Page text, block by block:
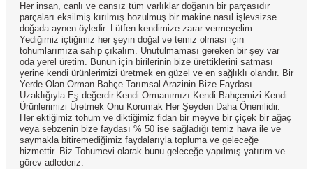
Her insan, canlı ve cansız tüm varlıklar doğanın bir parçasıdır
parçaları eksilmiş kırılmış bozulmuş bir makine nasıl işlevsizse
doğada aynen öyledir. Lütfen kendimize zarar vermeyelim.
Yediğimiz içtiğimiz her şeyin doğal ve temiz olması için
tohumlarımıza sahip çıkalım. Unutulmaması gereken bir şey var
oda yerel üretim. Bunun için birilerinin bize ürettiklerini satması
yerine kendi ürünlerimizi üretmek en güzel ve en sağlıklı olandır. Bir
Yerde Olan Orman Bahçe Tarımsal Arazinin Bize Faydası
Uzaklığıyla Eş değerdir.Kendi Ormanımızı Kendi Bahçemizi Kendi
Ürünlerimizi Üretmek Onu Korumak Her Şeyden Daha Önemlidir.
Her ektiğimiz tohum ve diktiğimiz fidan bir meyve bir çiçek bir ağaç
veya sebzenin bize faydası % 50 ise sağladığı temiz hava ile ve
saymakla bitiremediğimiz faydalarıyla topluma ve geleceğe
hizmettir. Biz Tohumevi olarak bunu geleceğe yapılmış yatırım ve
görev adlederiz.